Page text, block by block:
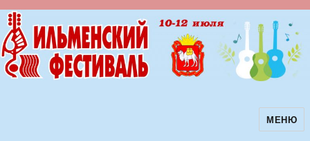
Ильменский фестиваль авторскойМЕНЮ